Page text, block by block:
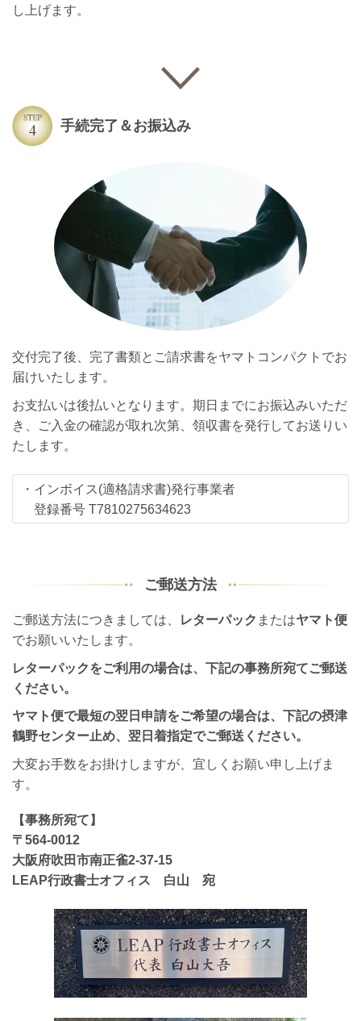
し上げます。
手続完了＆お振込み
交付完了後、完了書類とご請求書をヤマトコンパクトでお
届けいたします。
お支払いは後払いとなります。期日までにお振込みいただ
き、ご入金の確認が取れ次第、領収書を発行してお送りい
たします。
・インボイス(適格請求書)発行事業者
登録番号 T7810275634623
ご郵送方法
ご郵送方法につきましては、 レターパック またはヤマト便
でお願いいたします。
レターパックをご利用の場合は、下記の事務所宛てご郵送
ください。
ヤマト便で最短の翌日申請をご希望の場合は、下記の摂津
鶴野センター止め、翌日着指定でご郵送ください。
大変お手数をお掛けしますが、宜しくお願い申し上げま
す。
【事務所宛て】
〒564-0012
大阪府吹田市南正雀2-37-15
LEAP行政書士オフィス 白山 宛